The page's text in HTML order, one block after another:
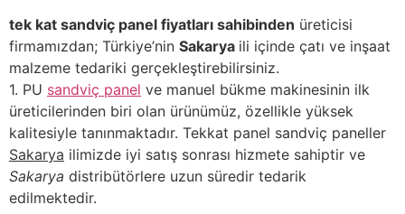
tek kat sandviç panel fiyatları sahibinden üreticisi
firmamızdan; Türkiye’nin Sakarya ili içinde çatı ve inşaat
malzeme tedariki gerçekleştirebilirsiniz.
1. PU sandviç panel ve manuel bükme makinesinin ilk
üreticilerinden biri olan ürünümüz, özellikle yüksek
kalitesiyle tanınmaktadır. Tekkat panel sandviç paneller
Sakarya ilimizde iyi satış sonrası hizmete sahiptir ve
Sakarya distribütörlere uzun süredir tedarik
edilmektedir.